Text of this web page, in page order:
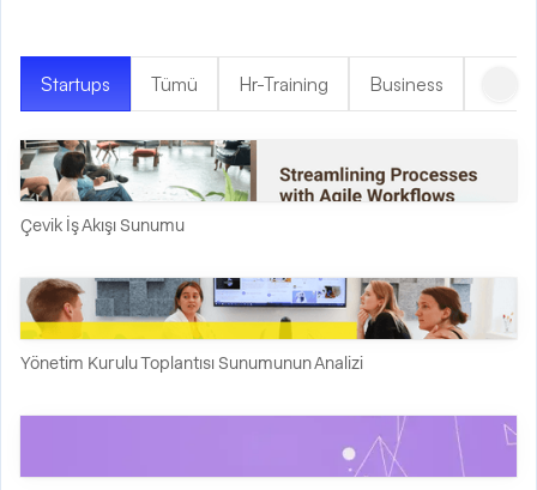
Startups Tümü Hr-Training Business
Çevik İş Akışı Sunumu
Yönetim Kurulu Toplantısı Sunumunun Analizi